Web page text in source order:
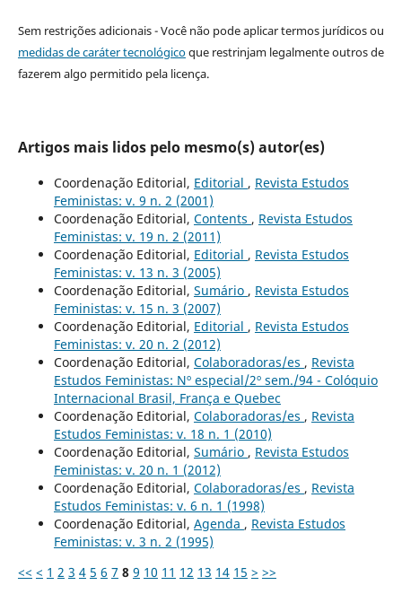
Sem restrições adicionais - Você não pode aplicar termos jurídicos ou
medidas de caráter tecnológicoque restrinjam legalmente outros de
fazerem algo permitido pela licença.
Artigos mais lidos pelo mesmo(s) autor(es)
Coordenação Editorial, Editorial , Revista Estudos
Feministas: v. 9 n. 2 (2001)
Coordenação Editorial, Contents , Revista Estudos
Feministas: v. 19 n. 2 (2011)
Coordenação Editorial, Editorial , Revista Estudos
Feministas: v. 13 n. 3 (2005)
Coordenação Editorial, Sumário , Revista Estudos
Feministas: v. 15 n. 3 (2007)
Coordenação Editorial, Editorial , Revista Estudos
Feministas: v. 20 n. 2 (2012)
Coordenação Editorial, Colaboradoras/es , Revista
Estudos Feministas: Nº especial/2º sem./94 - Colóquio
Internacional Brasil, França e Quebec
Coordenação Editorial, Colaboradoras/es , Revista
Estudos Feministas: v. 18 n. 1 (2010)
Coordenação Editorial, Sumário , Revista Estudos
Feministas: v. 20 n. 1 (2012)
Coordenação Editorial, Colaboradoras/es , Revista
Estudos Feministas: v. 6 n. 1 (1998)
Coordenação Editorial, Agenda , Revista Estudos
Feministas: v. 3 n. 2 (1995)
<< < 1 2 3 4 5 6 7 8 9 10 11 12 13 14 15 > >>